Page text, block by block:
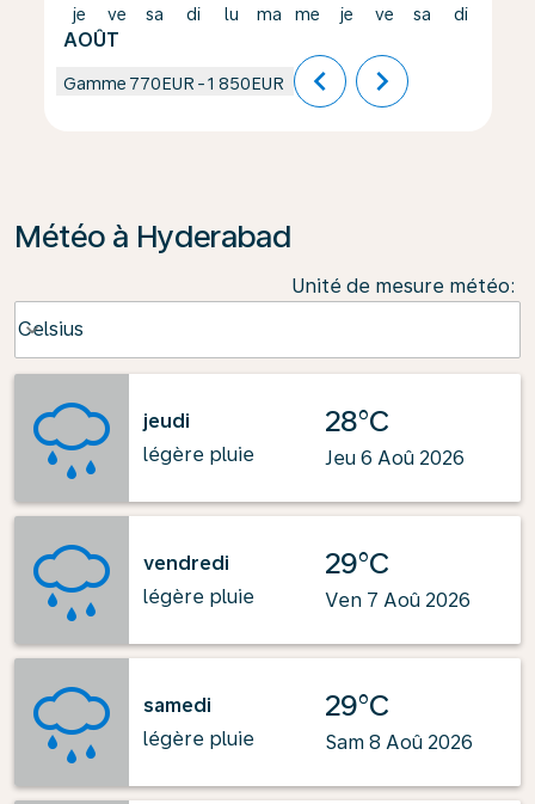
je
AOÛT
ve sa di lu ma me je ve sa di
Gamme 770EUR -1 850EUR chevron_left chevron_right
Météo à Hyderabad
Unité de mesure météo:
Celsius
keyboard_arrow_down
jeudi
légère pluie
28°C
Jeu 6 Aoû 2026
vendredi
légère pluie
29°C
Ven 7 Aoû 2026
samedi
légère pluie
29°C
Sam 8 Aoû 2026